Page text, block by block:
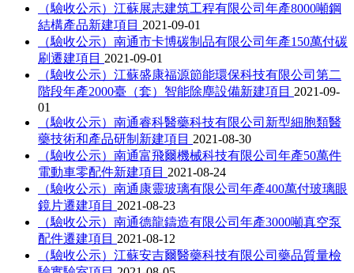
（驗收公示）江蘇展志建筑工程有限公司年產8000噸鋼
結構產品新建項目 2021-09-01
（驗收公示）南通市卡博碳制品有限公司年產150萬付碳
刷遷建項目 2021-09-01
（驗收公示）江蘇盛康福源節能環保科技有限公司第二
階段年產2000臺（套）智能除塵設備新建項目 2021-09-
01
（驗收公示）南通睿科醫藥科技有限公司新型細胞類醫
藥技術和產品研制新建項目 2021-08-30
（驗收公示）南通富飛爾機械科技有限公司年產50萬件
電動車零配件新建項目 2021-08-24
（驗收公示）南通康靈玻璃有限公司年產400萬付玻璃眼
鏡片遷建項目 2021-08-23
（驗收公示）南通德龍鑄造有限公司年產3000噸真空泵
配件遷建項目 2021-08-12
（驗收公示）江蘇安吉爾醫藥科技有限公司藥品質量檢